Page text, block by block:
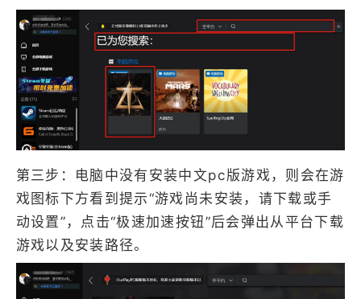
第三步：电脑中没有安装中文pc版游戏，则会在游
戏图标下方看到提示“游戏尚未安装，请下载或手
动设置”，点击“极速加速按钮”后会弹出从平台下载
游戏以及安装路径。